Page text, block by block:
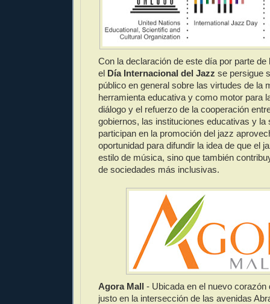
Con la declaración de este día por parte
el Día Internacional del Jazz se persigue
público en general sobre las virtudes de la
herramienta educativa y como motor para
diálogo y el refuerzo de la cooperación
gobiernos, las instituciones educativas y la
participan en la promoción del jazz
oportunidad para difundir la idea de que el
estilo de música, sino que también
de sociedades más inclusivas.
Agora Mall - Ubicada en el nuevo corazón
justo en la intersección de las avenidas